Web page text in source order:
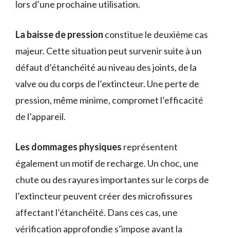
lors d’une prochaine utilisation.
La baisse de pression constitue le deuxième cas
majeur. Cette situation peut survenir suite à un
défaut d’étanchéité au niveau des joints, de la
valve ou du corps de l’extincteur. Une perte de
pression, même minime, compromet l’efficacité
de l’appareil.
Les dommages physiques représentent
également un motif de recharge. Un choc, une
chute ou des rayures importantes sur le corps de
l’extincteur peuvent créer des microfissures
affectant l’étanchéité. Dans ces cas, une
vérification approfondie s’impose avant la